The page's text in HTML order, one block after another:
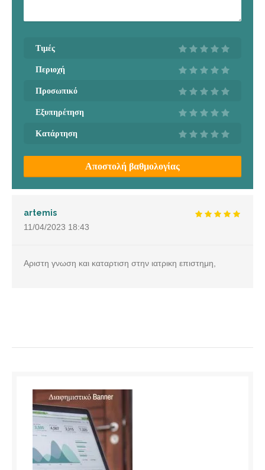
Τιμές
Περιοχή
Προσωπικό
Εξυπηρέτηση
Κατάρτηση
Αποστολή βαθμολογίας
artemis
11/04/2023 18:43
Αριστη γνωση και καταρτιση στην ιατρικη επιστημη,